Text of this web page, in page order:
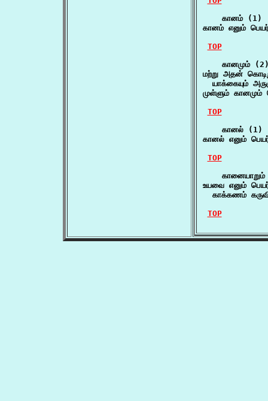
    கானம் (1)
கானம் எனும்
TOP
கானமும்
மற்று அதன்
யாக்கையும்
முள்ளும்
TOP
    கானல் (1)
கானல் எனும்
TOP
கானையாறும்
உயவை எனும்
காக்கணம்
TOP